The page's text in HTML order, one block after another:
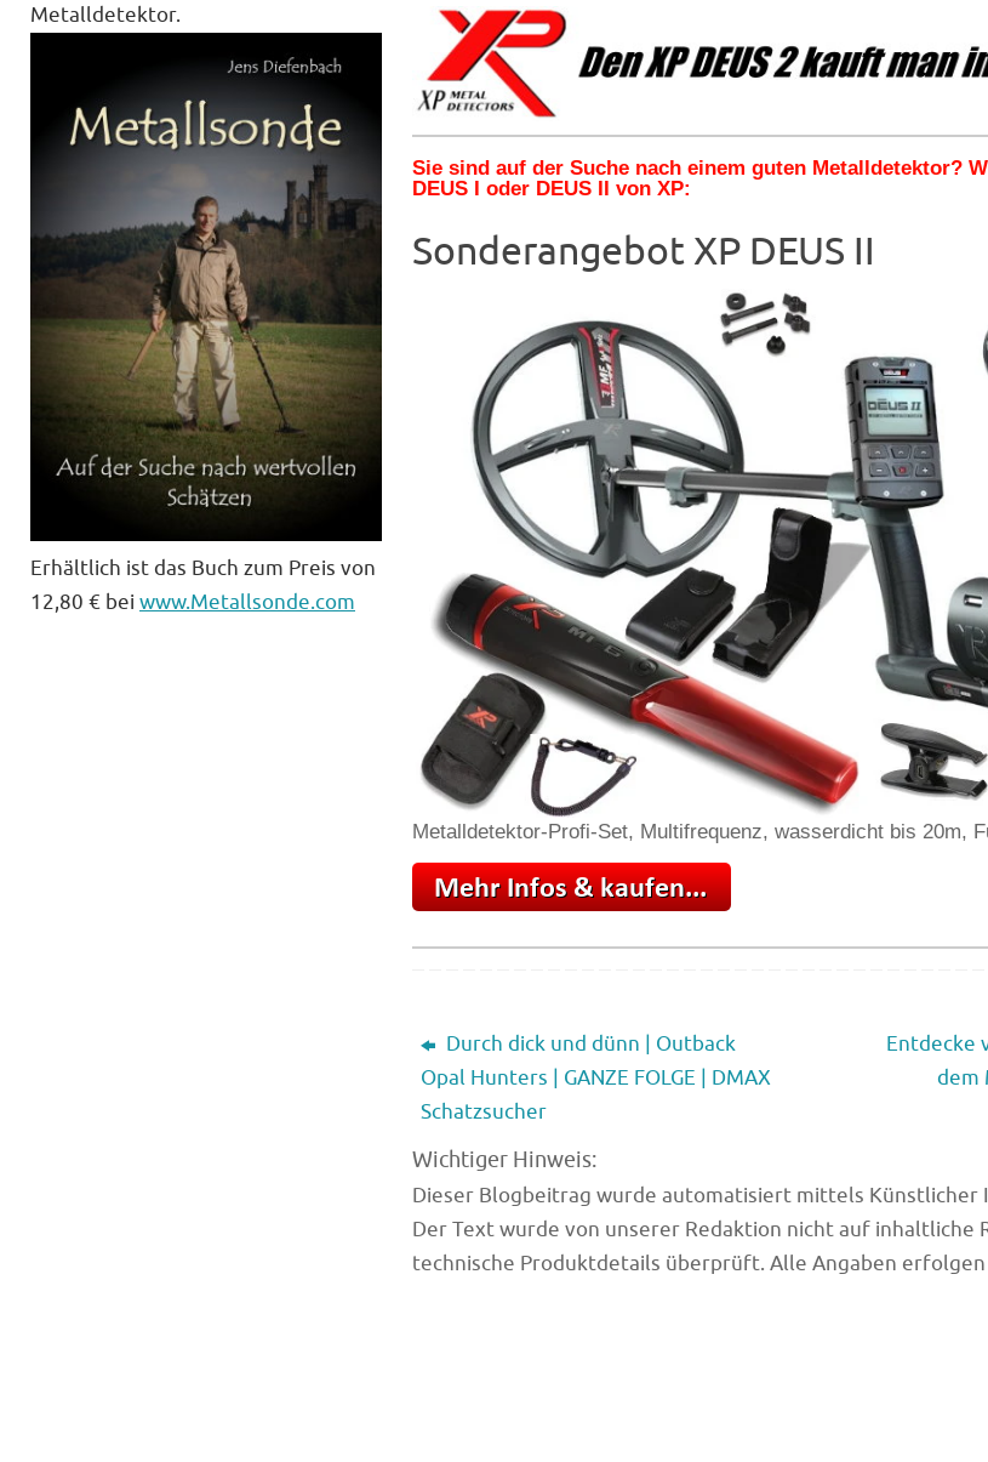
Sie sind auf der Suche nach einem guten Metalldetektor?
DEUS I oder DEUS II von XP:
Sonderangebot XP DEUS II
Metalldetektor-Profi-Set, Multifrequenz, wasserdicht bis 20m,
Durch dick und dünn | Outback
Opal Hunters | GANZE FOLGE | DMAX
Schatzsucher
Entdecke
dem
Wichtiger Hinweis:
Dieser Blogbeitrag wurde automatisiert mittels
Der Text wurde von unserer Redaktion nicht auf inhaltliche
technische Produktdetails überprüft. Alle Angaben erfolgen
Metalldetektor.
Erhältlich ist das Buch zum Preis von
12,80 € bei www.Metallsonde.com